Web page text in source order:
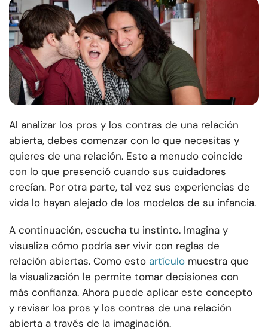
Al analizar los pros y los contras de una relación
abierta, debes comenzar con lo que necesitas y
quieres de una relación. Esto a menudo coincide
con lo que presenció cuando sus cuidadores
crecían. Por otra parte, tal vez sus experiencias de
vida lo hayan alejado de los modelos de su infancia.
A continuación, escucha tu instinto. Imagina y
visualiza cómo podría ser vivir con reglas de
relación abiertas. Como esto artículo muestra que
la visualización le permite tomar decisiones con
más confianza. Ahora puede aplicar este concepto
y revisar los pros y los contras de una relación
abierta a través de la imaginación.